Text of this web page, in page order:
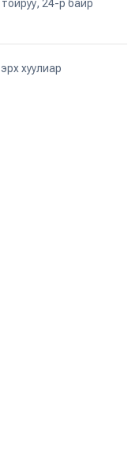
тойруу, 24-р байр
хуулиар